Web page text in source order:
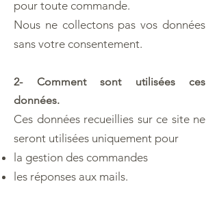
pour toute commande.
Nous ne collectons pas vos données
sans votre consentement.
2- Comment sont utilisées ces
données.
Ces données recueillies sur ce site ne
seront utilisées uniquement pour
la gestion des commandes
les réponses aux mails.